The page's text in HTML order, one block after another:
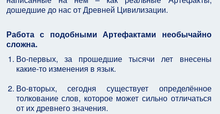
дошедшие до нас от Древней Цивилизации.
Работа с подобными Артефактами необычайно
сложна.
Во-первых, за прошедшие тысячи лет внесены
какие-то изменения в язык.
Во-вторых, сегодня существует определённое
толкование слов, которое может сильно отличаться
от их древнего значения.